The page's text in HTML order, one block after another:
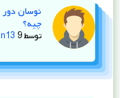
چیه؟
توسط9 ماه پیش